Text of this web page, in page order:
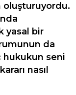
yasal bir
da
seni
nasıl